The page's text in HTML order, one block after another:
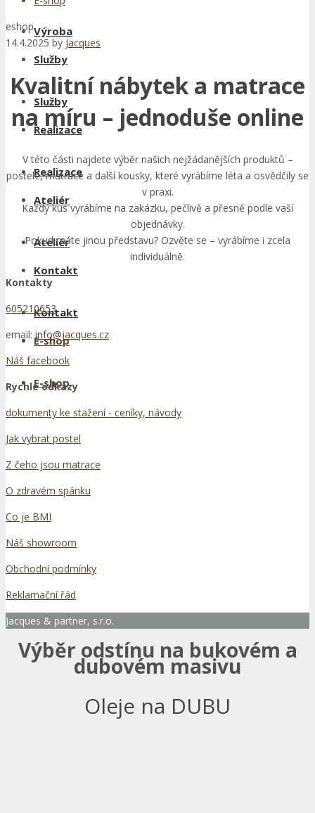
Služby
Realizace
Ateliér
Kontakt
E-shop
Výroba
Služby
Realizace
Ateliér
Kontakt
E-shop
eshop
14.4.2025 by Jacques
Kvalitní nábytek a matrace
na míru – jednoduše online
V této části najdete výběr našich nejžádanějších produktů –
postele, matrace a další kousky, které vyrábíme léta a osvědčily se
v praxi.
Každý kus vyrábíme na zakázku, pečlivě a přesně podle vaší
objednávky.
Pokud máte jinou představu? Ozvěte se – vyrábíme i zcela
individuálně.
Kontakty
605210653
email:info@jacques.cz
Náš facebook
Rychlé odkazy
dokumenty ke stažení - ceníky, návody
Jak vybrat postel
Z čeho jsou matrace
O zdravém spánku
Co je BMI
Náš showroom
Obchodní podmínky
Reklamační řád
Jacques & partner, s.r.o.
Výběr odstínu na bukovém a
dubovém masivu
Oleje na DUBU